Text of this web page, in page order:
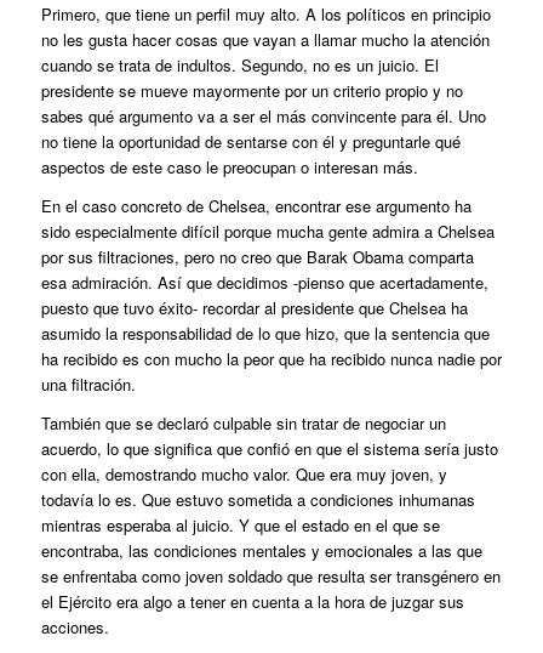
Primero, que tiene un perfil muy alto. A los políticos en principio
no les gusta hacer cosas que vayan a llamar mucho la atención
cuando se trata de indultos. Segundo, no es un juicio. El
presidente se mueve mayormente por un criterio propio y no
sabes qué argumento va a ser el más convincente para él. Uno
no tiene la oportunidad de sentarse con él y preguntarle qué
aspectos de este caso le preocupan o interesan más.
En el caso concreto de Chelsea, encontrar ese argumento ha
sido especialmente difícil porque mucha gente admira a Chelsea
por sus filtraciones, pero no creo que Barak Obama comparta
esa admiración. Así que decidimos -pienso que acertadamente,
puesto que tuvo éxito- recordar al presidente que Chelsea ha
asumido la responsabilidad de lo que hizo, que la sentencia que
ha recibido es con mucho la peor que ha recibido nunca nadie por
una filtración.
También que se declaró culpable sin tratar de negociar un
acuerdo, lo que significa que confió en que el sistema sería justo
con ella, demostrando mucho valor. Que era muy joven, y
todavía lo es. Que estuvo sometida a condiciones inhumanas
mientras esperaba al juicio. Y que el estado en el que se
encontraba, las condiciones mentales y emocionales a las que
se enfrentaba como joven soldado que resulta ser transgénero en
el Ejército era algo a tener en cuenta a la hora de juzgar sus
acciones.